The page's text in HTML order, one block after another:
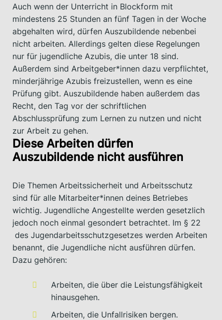
Auch wenn der Unterricht in Blockform mit
mindestens 25 Stunden an fünf Tagen in der Woche
abgehalten wird, dürfen Auszubildende nebenbei
nicht arbeiten. Allerdings gelten diese Regelungen
nur für jugendliche Azubis, die unter 18 sind.
Außerdem sind Arbeitgeber*innen dazu verpflichtet,
minderjährige Azubis freizustellen, wenn es eine
Prüfung gibt. Auszubildende haben außerdem das
Recht, den Tag vor der schriftlichen
Abschlussprüfung zum Lernen zu nutzen und nicht
zur Arbeit zu gehen.
Diese Arbeiten dürfen
Auszubildende nicht ausführen
Die Themen Arbeitssicherheit und Arbeitsschutz
sind für alle Mitarbeiter*innen deines Betriebes
wichtig. Jugendliche Angestellte werden gesetzlich
jedoch noch einmal gesondert betrachtet. Im § 22
des Jugendarbeitsschutzgesetzes werden Arbeiten
benannt, die Jugendliche nicht ausführen dürfen.
Dazu gehören:
Arbeiten, die über die Leistungsfähigkeit
hinausgehen.
Arbeiten, die Unfallrisiken bergen.